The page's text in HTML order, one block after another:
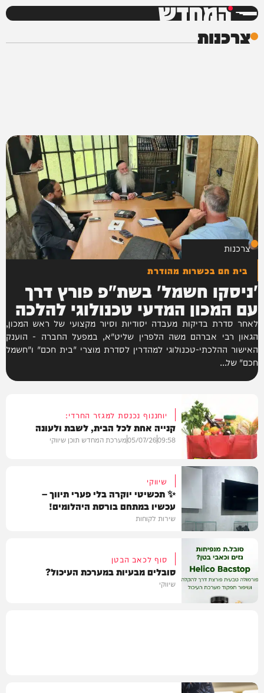
המחדש
צרכנות
צרכנות
בית חם בכשרות מהודרת
'ניסקו חשמל' בשת"פ פורץ דרך
עם המכון המדעי טכנולוגי להלכה
לאחר סדרת בדיקות מעבדה יסודיות וסיור מקצועי של ראש המכון,
הגאון רבי אברהם משה הלפרין שליט"א, במפעל החברה - הוענק
האישור ההלכתי-טכנולוגי למהדרין לסדרת מוצרי "בית חכם" ו"חשמל
חכם" של...
חדשות
יוחננוף נכנסת למגזר החרדי:
קנייה אחת לכל הבית, לשבת ולעונה
09:58
05/07/26מערכת המחדש תוכן שיווקי
תוכן שיווקי
שיווקי
✨ תכשיטי יוקרה בלי פערי תיווך –
עכשיו במתחם בורסת היהלומים!
שירות לקוחות
סוף לכאב הבטן
סובלים מבעיות במערכת העיכול?
שיווקי